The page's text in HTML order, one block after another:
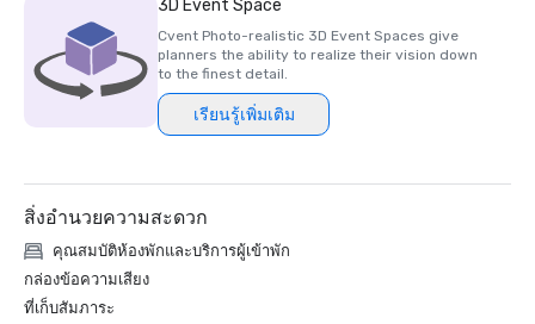
3D Event Space
Cvent Photo-realistic 3D Event Spaces give
planners the ability to realize their vision down
to the finest detail.
เรียนรู้เพิ่มเติม
สิ่งอำนวยความสะดวก
คุณสมบัติห้องพักและบริการผู้เข้าพัก
กล่องข้อความเสียง
ที่เก็บสัมภาระ